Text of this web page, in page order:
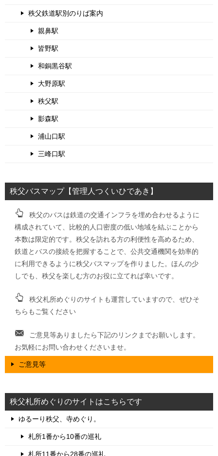
秩父鉄道駅別のりば案内
親鼻駅
皆野駅
和銅黒谷駅
大野原駅
秩父駅
影森駅
浦山口駅
三峰口駅
秩父バスマップ【管理人つくいひであき】
秩父のバスは鉄道の交通インフラを埋め合わせるように
構成されていて、比較的人口密度の低い地域を結ぶことから
本数は限定的です。秩父を訪れる方の利便性を高めるため、
鉄道とバスの接続を把握することで、公共交通機関を効率的
に利用できるように秩父バスマップを作りました。ほんの少
しでも、秩父を楽しむ方のお役に立てれば幸いです。
秩父札所めぐりのサイトも運営していますので、ぜひそ
ちらもご覧ください
ご意見等ありましたら下記のリンクまでお願いします。
お気軽にお問い合わせくださいませ。
ご意見等
秩父札所めぐりのサイトはこちらです
ゆるーり秩父、寺めぐり。
札所1番から10番の巡礼
札所11番から28番の巡礼